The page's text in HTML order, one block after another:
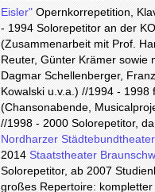
Eisler"Opernkorrepetition,
- 1994 Solorepetitor an der
(Zusammenarbeit mit Prof.
Reuter, Günter Krämer sowie
Dagmar Schellenberger,
Kowalski u.v.a.) //1994 - 1998
(Chansonabende,
//1998 - 2000 Solorepetitor,
Nordharzer
2014 Staatstheater
Solorepetitor, ab 2007
großes Repertoire: kompletter